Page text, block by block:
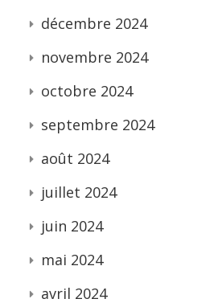
décembre 2024
novembre 2024
octobre 2024
septembre 2024
août 2024
juillet 2024
juin 2024
mai 2024
avril 2024